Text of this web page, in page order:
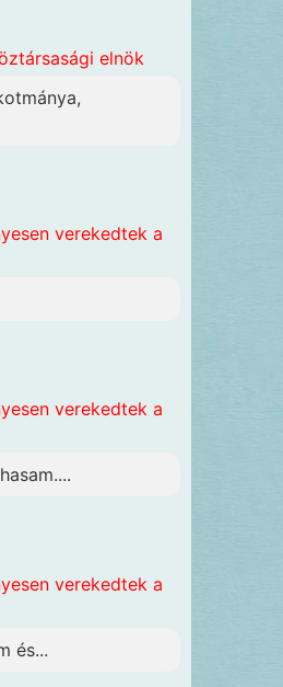
elnök
verekedtek a
verekedtek a
verekedtek a
és...